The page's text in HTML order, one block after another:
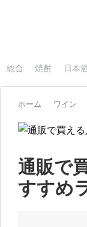
総合 焼酎 日本
ホーム ワイン
通販で
すすめ